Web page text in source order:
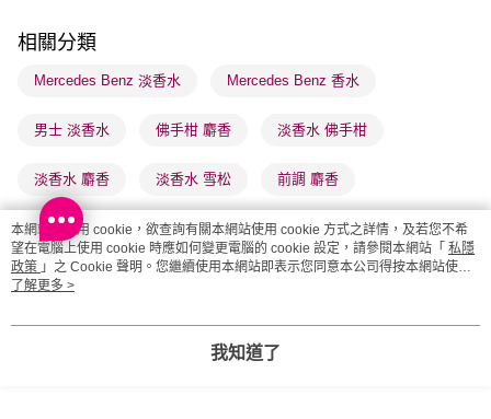
物流公司進行物流配送
每筆HK$65.00，滿HK$300.00或以上免運費
(香港門市) 只顯示可選門市。確認發貨後2-5個工作天到店，3天內
每筆HK$20.00，滿HK$100.00或以上免運費
(澳門門市) 只顯示可選門市。確認發貨後2-5個工作天到店，3天內
取。逾期會取消訂單，並不會安排重寄
每筆HK$20.00，滿HK$100.00或以上免運費
相關分類
Mercedes Benz 淡香水 Mercedes Benz 香水
男士 淡香水 佛手柑 麝香 淡香水 佛手柑
淡香水 麝香 淡香水 雪松 前調 麝香
蘋果 梨子 鼠尾草 雪松
商品推薦
本網站中使用 cookie，欲查詢有關本網站使用 cookie 方式之詳情，及若您不希
望在電腦上使用 cookie 時應如何變更電腦的 cookie 設定，請參閱本網站「 私隱
政策 」之 Cookie 聲明。您繼續使用本網站即表示您同意本公司得按本網站使用
條款之 Cookie 聲明使用 cookie。
了解更多 >
我知道了